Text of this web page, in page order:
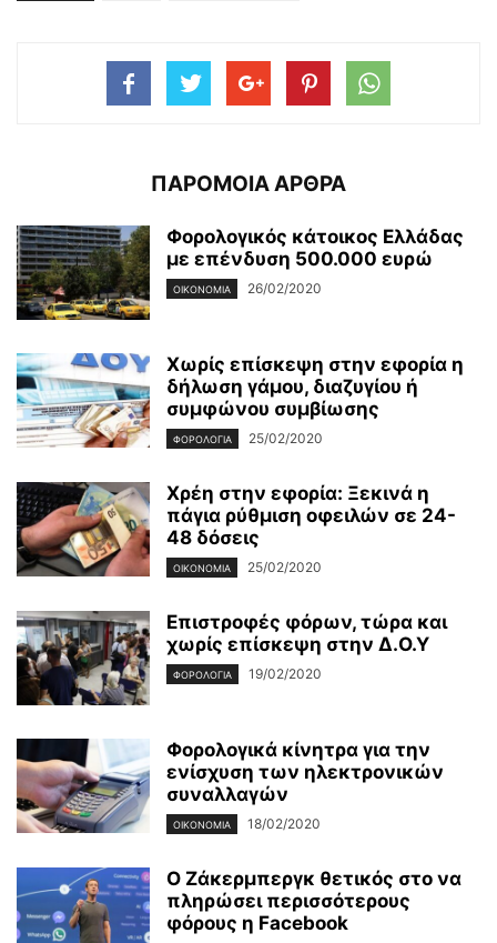
ΠΑΡΟΜΟΙΑ ΑΡΘΡΑ
Φορολογικός κάτοικος Ελλάδας
με επένδυση 500.000 ευρώ
ΟΙΚΟΝΟΜΊΑ 26/02/2020
Χωρίς επίσκεψη στην εφορία η
δήλωση γάμου, διαζυγίου ή
συμφώνου συμβίωσης
ΦΟΡΟΛΟΓΊΑ 25/02/2020
Χρέη στην εφορία: Ξεκινά η
πάγια ρύθμιση οφειλών σε 24-
48 δόσεις
ΟΙΚΟΝΟΜΊΑ 25/02/2020
Επιστροφές φόρων, τώρα και
χωρίς επίσκεψη στην Δ.Ο.Υ
ΦΟΡΟΛΟΓΊΑ 19/02/2020
Φορολογικά κίνητρα για την
ενίσχυση των ηλεκτρονικών
συναλλαγών
ΟΙΚΟΝΟΜΊΑ 18/02/2020
Ο Ζάκερμπεργκ θετικός στο να
πληρώσει περισσότερους
φόρους η Facebook